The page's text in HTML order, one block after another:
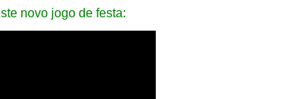
novo jogo de festa: